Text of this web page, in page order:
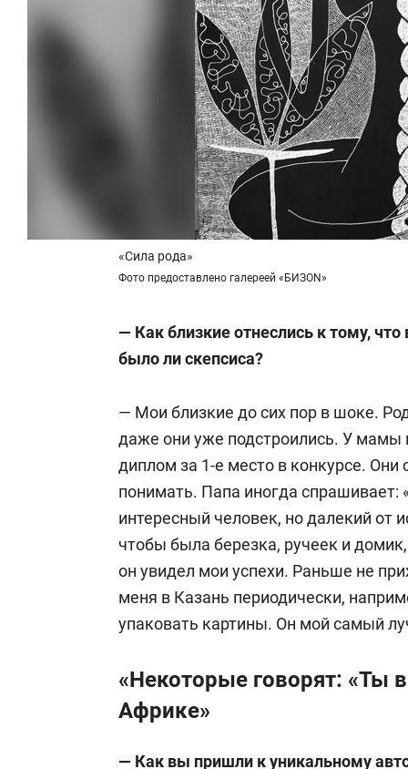
«Сила рода»
Фото предоставлено галереей «БИЗON»
— Как близкие отнеслись к тому,
было ли скепсиса?
— Мои близкие до сих пор в шоке.
даже они уже подстроились. У мамы
диплом за 1-е место в конкурсе.
понимать. Папа иногда спрашивает:
интересный человек, но далекий от
чтобы была березка, ручеек и
он увидел мои успехи. Раньше не
меня в Казань периодически,
упаковать картины. Он мой самый
«Некоторые говорят: «Ты
Африке»
— Как вы пришли к уникальному